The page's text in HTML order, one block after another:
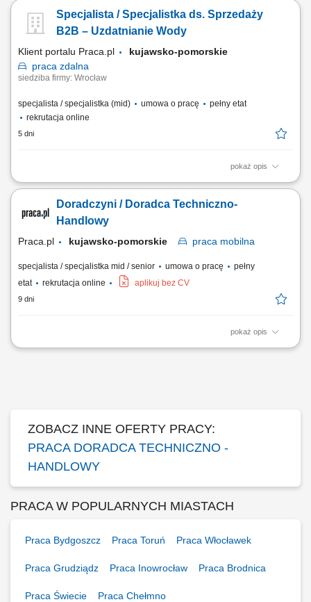
doboru rozwiązań technicznych dopasowanych do potrzeb klienta,
prezentowanie oferty produktowej oraz prowadzenie spotkań
Specjalista / Specjalistka ds. Sprzedaży
B2B – Uzdatnianie Wody
Klient portalu Praca.pl
kujawsko-pomorskie
praca zdalna
siedziba firmy: Wrocław
specjalista / specjalistka (mid) umowa o pracę
pełny etat
rekrutacja online
5 dni
pokaż opis
aktywne pozyskiwanie nowych klientów B2B i rozwijanie sieci
oraz zapewnianie im wsparcia, prowadzenie negocjacji handlowych i
przygotowywanie ofert dopasowanych do potrzeb klientów, współpraca
Doradczyni / Doradca Techniczno-
Handlowy
Praca.pl kujawsko-pomorskie praca mobilna
specjalista / specjalistka mid / senior umowa o pracę
pełny
etat
rekrutacja online aplikuj bez CV
9 dni
pokaż opis
Zakres obowiązków: Budowanie i rozwijanie relacji z klientami z sektora
ZOBACZ INNE OFERTY PRACY:
PRACA DORADCA TECHNICZNO -
HANDLOWY
PRACA W POPULARNYCH MIASTACH
Praca Bydgoszcz Praca Toruń Praca Włocławek
Praca Grudziądz Praca Inowrocław Praca Brodnica
Praca Świecie Praca Chełmno